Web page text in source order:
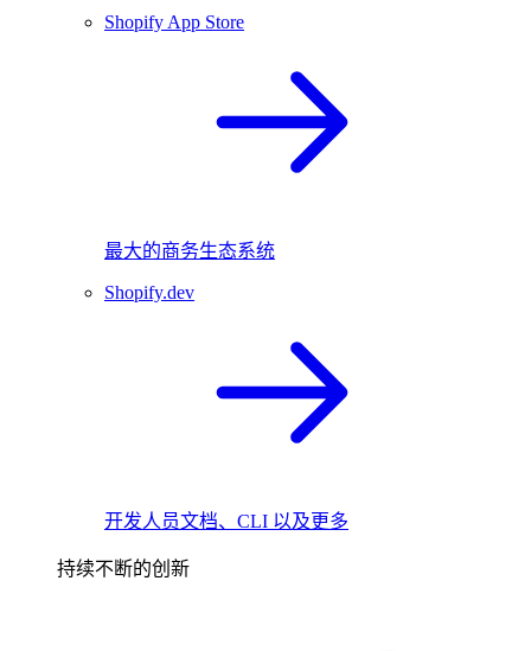
Shopify App Store
最大的商务生态系统
Shopify.dev
开发人员文档、CLI 以及更多
持续不断的创新